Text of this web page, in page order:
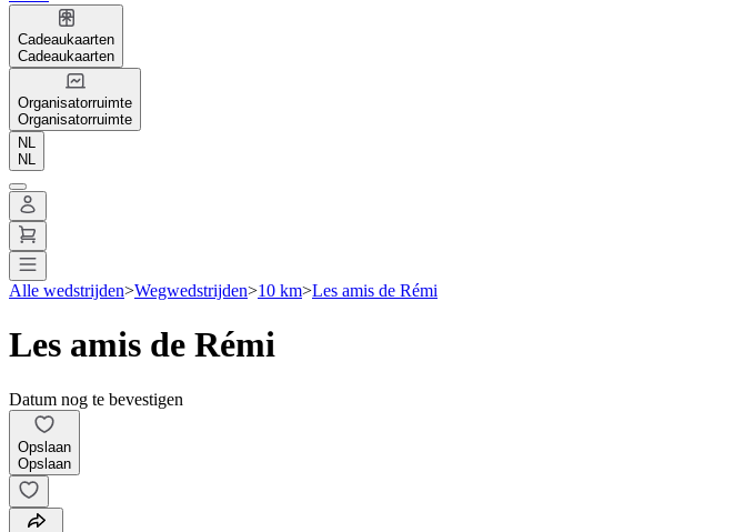
Cadeaukaarten
Cadeaukaarten
Organisatorruimte
Organisatorruimte
NL
NL
Alle wedstrijden>Wegwedstrijden>10 km>Les amis de Rémi
Les amis de Rémi
Datum nog te bevestigen
Opslaan
Opslaan